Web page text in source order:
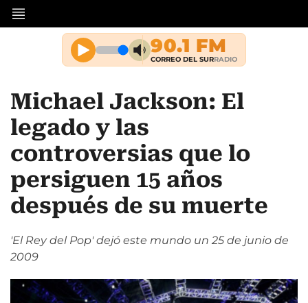
Michael Jackson: El
legado y las
controversias que lo
persiguen 15 años
después de su muerte
'El Rey del Pop' dejó este mundo un 25 de junio de
2009